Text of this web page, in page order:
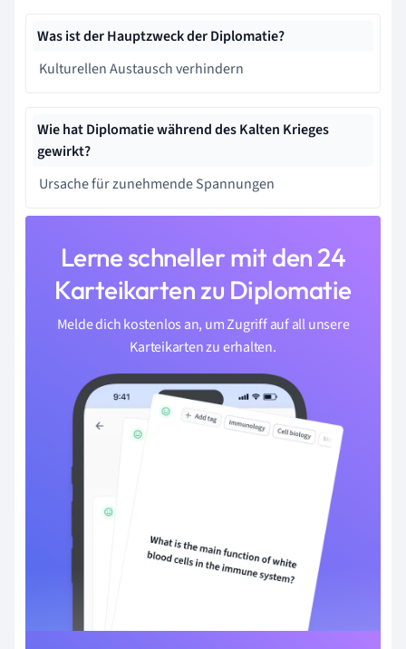
Was ist der Hauptzweck der Diplomatie?
Kulturellen Austausch verhindern
Wie hat Diplomatie während des Kalten Krieges
gewirkt?
Ursache für zunehmende Spannungen
Lerne schneller mit den 24
Karteikarten zu Diplomatie
Melde dich kostenlos an, um Zugriff auf all unsere
Karteikarten zu erhalten.